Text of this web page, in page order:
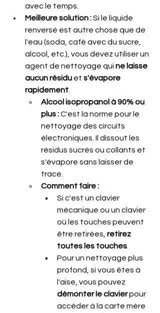
avec le temps.
Meilleure solution : Si le liquide
renversé est autre chose que de
l'eau (soda, café avec du sucre,
alcool, etc.), vous devez utiliser un
agent de nettoyage qui ne laisse
aucun résidu et s'évapore
rapidement
Alcool isopropanol à 90% ou
plus : C'est la norme pour le
nettoyage des circuits
électroniques. Il dissout les
résidus sucrés ou collants et
s'évapore sans laisser de
trace.
Comment faire :
Si c'est un clavier
mécanique ou un clavier
où les touches peuvent
être retirées, retirez
toutes les touches
Pour un nettoyage plus
profond, si vous êtes à
l'aise, vous pouvez
démonter le clavier pour
accéder à la carte mère